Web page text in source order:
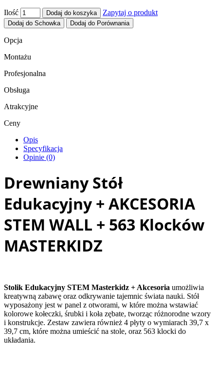
Ilość Dodaj do koszyka Zapytaj o produkt
Dodaj do Schowka Dodaj do Porównania
Opcja
Montażu
Profesjonalna
Obsługa
Atrakcyjne
Ceny
Opis
Specyfikacja
Opinie (0)
Drewniany Stół
Edukacyjny + AKCESORIA
STEM WALL + 563 Klocków
MASTERKIDZ
Stolik Edukacyjny STEM Masterkidz + Akcesoria umożliwia
kreatywną zabawę oraz odkrywanie tajemnic świata nauki. Stół
wyposażony jest w panel z otworami, w które można wstawiać
kolorowe kołeczki, śrubki i koła zębate, tworząc różnorodne wzory
i konstrukcje. Zestaw zawiera również 4 płyty o wymiarach 39,7 x
39,7 cm, które można umieścić na stole, oraz 563 klocki do
układania.